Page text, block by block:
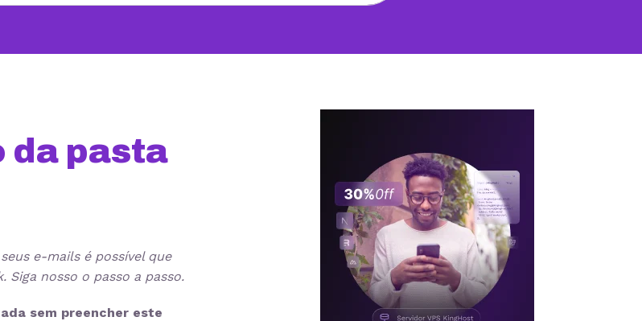
da pasta
e-mails é possível que
nosso o passo a passo.
sem preencher este